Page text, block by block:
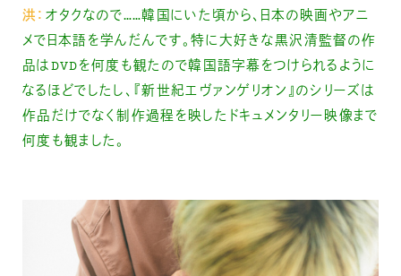
洪： オタクなので……韓国にいた頃から、日本の映画やアニ
メで日本語を学んだんです。特に大好きな黒沢清監督の作
品はDVDを何度も観たので韓国語字幕をつけられるように
なるほどでしたし、『新世紀エヴァンゲリオン』のシリーズは
作品だけでなく制作過程を映したドキュメンタリー映像まで
何度も観ました。